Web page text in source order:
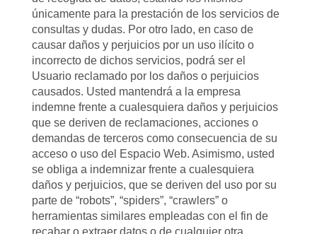
únicamente para la prestación de los servicios de
consultas y dudas. Por otro lado, en caso de
causar daños y perjuicios por un uso ilícito o
incorrecto de dichos servicios, podrá ser el
Usuario reclamado por los daños o perjuicios
causados. Usted mantendrá a la empresa
indemne frente a cualesquiera daños y perjuicios
que se deriven de reclamaciones, acciones o
demandas de terceros como consecuencia de su
acceso o uso del Espacio Web. Asimismo, usted
se obliga a indemnizar frente a cualesquiera
daños y perjuicios, que se deriven del uso por su
parte de “robots”, “spiders”, “crawlers” o
herramientas similares empleadas con el fin de
recabar o extraer datos o de cualquier otra